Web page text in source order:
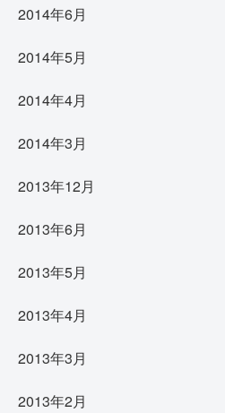
2014年6月
2014年5月
2014年4月
2014年3月
2013年12月
2013年6月
2013年5月
2013年4月
2013年3月
2013年2月